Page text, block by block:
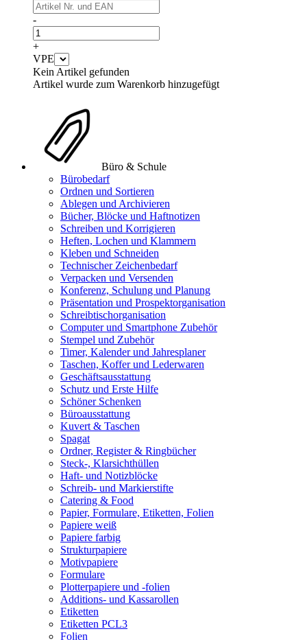
-
+
VPE
Kein Artikel gefunden
Artikel wurde zum Warenkorb hinzugefügt
Büro & Schule
Bürobedarf
Ordnen und Sortieren
Ablegen und Archivieren
Bücher, Blöcke und Haftnotizen
Schreiben und Korrigieren
Heften, Lochen und Klammern
Kleben und Schneiden
Technischer Zeichenbedarf
Verpacken und Versenden
Konferenz, Schulung und Planung
Präsentation und Prospektorganisation
Schreibtischorganisation
Computer und Smartphone Zubehör
Stempel und Zubehör
Timer, Kalender und Jahresplaner
Taschen, Koffer und Lederwaren
Geschäftsausstattung
Schutz und Erste Hilfe
Schöner Schenken
Büroausstattung
Kuvert & Taschen
Spagat
Ordner, Register & Ringbücher
Steck-, Klarsichthüllen
Haft- und Notizblöcke
Schreib- und Markierstifte
Catering & Food
Papier, Formulare, Etiketten, Folien
Papiere weiß
Papiere farbig
Strukturpapiere
Motivpapiere
Formulare
Plotterpapiere und -folien
Additions- und Kassarollen
Etiketten
Etiketten PCL3
Folien